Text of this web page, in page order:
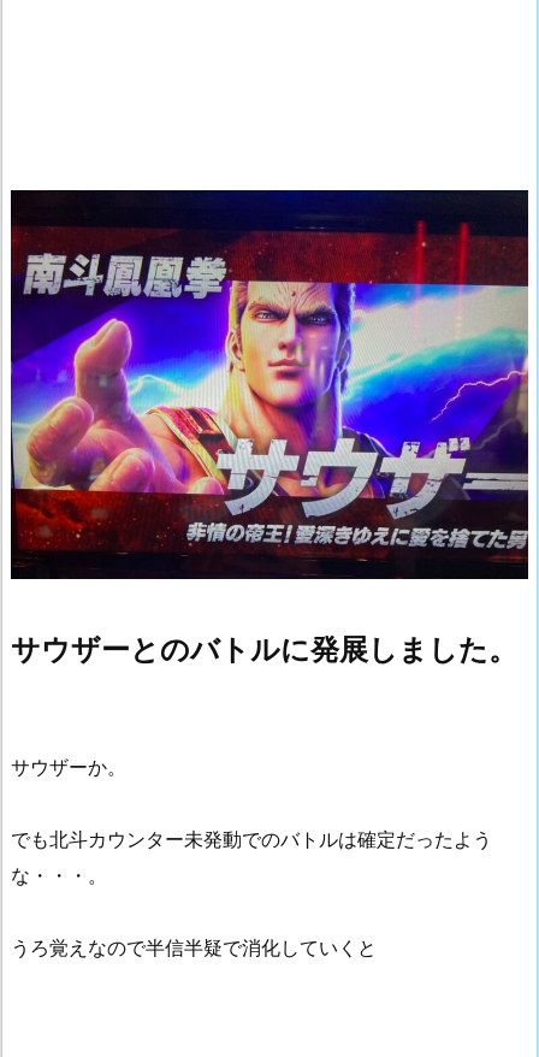
サウザーとのバトルに発展しました。
サウザーか。
でも北斗カウンター未発動でのバトルは確定だったよう
な・・・。
うろ覚えなので半信半疑で消化していくと